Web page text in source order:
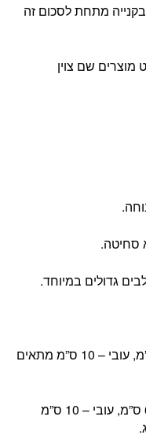
חינם, בקנייה מתחת לסכום זה
(למעט מוצרים שם צוין
גדולים במיוחד.
Small: אורך – 80 ס”מ, רוחב – 50 ס”מ, עובי – 10 ס”מ מתאים
Medium : אורך – 95 ס”מ, רוחב – 60 ס”מ, עובי – 10 ס”מ